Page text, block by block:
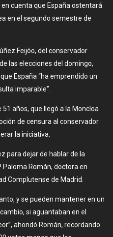
cuenta que España ostentará
en el segundo semestre de
Feijóo, del conservador
las elecciones del domingo,
España “ha emprendido un
imparable”.
años, que llegó a la Moncloa
de censura al conservador
la iniciativa.
para dejar de hablar de la
Paloma Román, doctora en
Complutense de Madrid.
y se pueden mantener en un
si aguantaban en el
ahondó Román, recordando